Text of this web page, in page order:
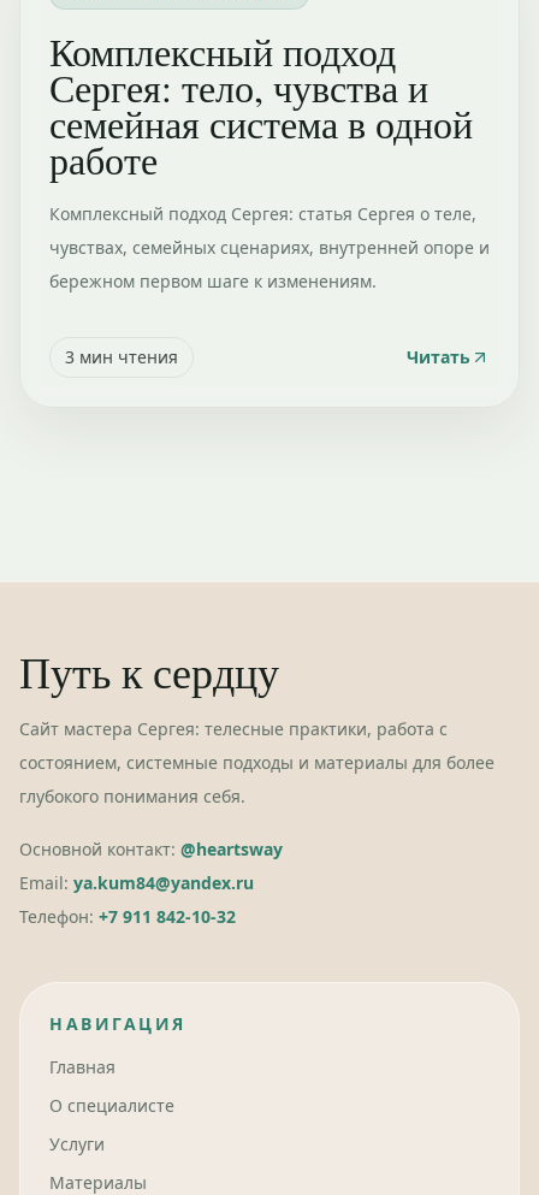
Комплексный подход
Сергея: тело, чувства и
семейная система в одной
работе
Комплексный подход Сергея: статья Сергея о теле,
чувствах, семейных сценариях, внутренней опоре и
бережном первом шаге к изменениям.
3 мин чтения Читать
Путь к сердцу
Сайт мастера Сергея: телесные практики, работа с
состоянием, системные подходы и материалы для более
глубокого понимания себя.
Основной контакт: @heartsway
Email: ya.kum84@yandex.ru
Телефон: +7 911 842-10-32
НАВИГАЦИЯ
Главная
О специалисте
Услуги
Материалы